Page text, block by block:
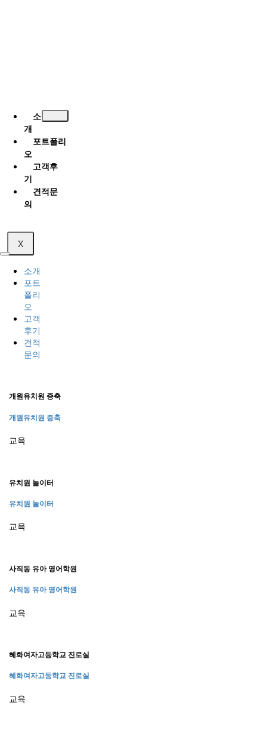
소
개
포트폴리
오
고객후
기
견적문
의
X
소개
포트
폴리
오
고객
후기
견적
문의
개원유치원 증축
개원유치원 증축
교육
유치원 놀이터
유치원 놀이터
교육
사직동 유아 영어학원
사직동 유아 영어학원
교육
혜화여자고등학교 진로실
혜화여자고등학교 진로실
교육